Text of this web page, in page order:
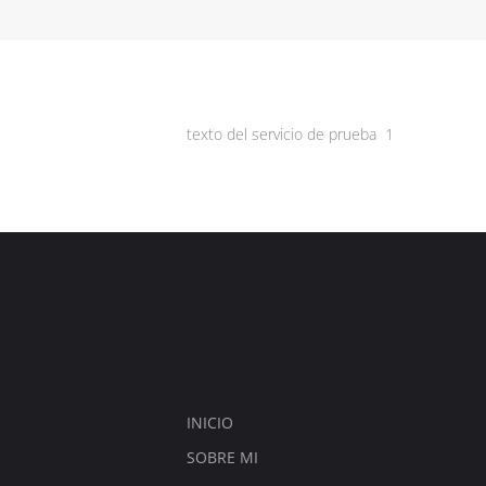
texto del servicio de prueba 1
INICIO
SOBRE MI